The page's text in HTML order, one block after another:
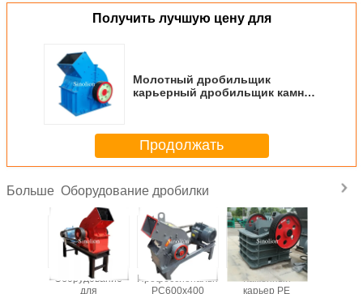
Получить лучшую цену для
Молотный дробильщик
карьерный дробильщик камней
Продолжать
Больше Оборудование дробилки
Оборудование
для
Профессиональный
PC600x400
Каменный
карьер PE